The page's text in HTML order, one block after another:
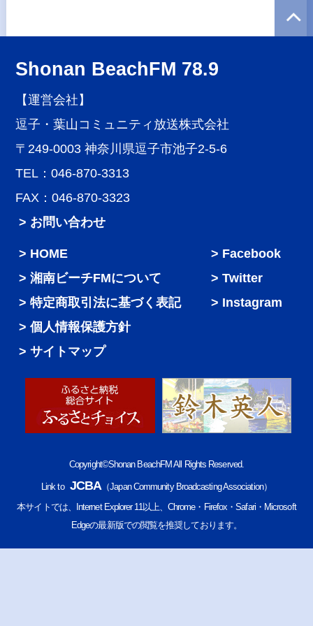
Shonan BeachFM 78.9
【運営会社】
逗子・葉山コミュニティ放送株式会社
〒249-0003 神奈川県逗子市池子2-5-6
TEL：046-870-3313
FAX：046-870-3323
> お問い合わせ
HOME
湘南ビーチFMについて
特定商取引法に基づく表記
個人情報保護方針
サイトマップ
Facebook
Twitter
Instagram
Copyright©Shonan BeachFM All Rights Reserved.
Link to JCBA（Japan Community Broadcasting Association）
本サイトでは、Internet Explorer 11以上、Chrome・Firefox・Safari・Microsoft
Edgeの最新版での閲覧を推奨しております。